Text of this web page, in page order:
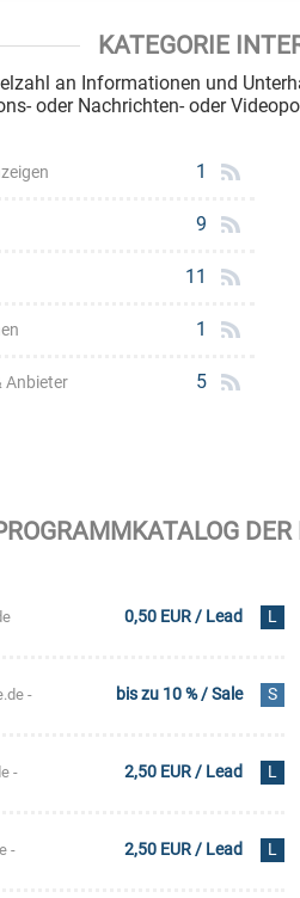
KATEGORIE
an Informationen und
oder Nachrichten- oder
1
9
11
1
Anbieter 5
0,50 EUR / Lead L
- bis zu 10 % / Sale S
- 2,50 EUR / Lead L
- 2,50 EUR / Lead L